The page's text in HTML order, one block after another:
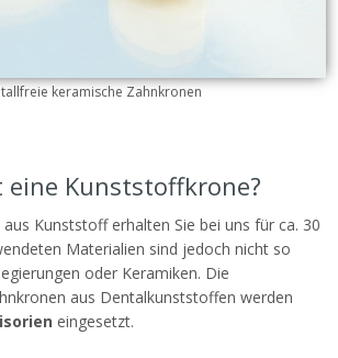
keramische Zahnkronen
eine Kunststoffkrone?
Kunststoff erhalten Sie bei uns für ca. 30
Materialien sind jedoch nicht so
oder Keramiken. Die
aus Dentalkunststoffen werden
eingesetzt.